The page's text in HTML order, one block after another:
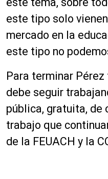
este tipo solo
mercado en la
este tipo no
Para terminar
debe seguir
pública, gratuita, de
trabajo que
de la FEUACH y la